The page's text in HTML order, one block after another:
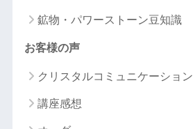
鉱物・パワーストーン豆知識
お客様の声
クリスタルコミュニケーション
講座感想